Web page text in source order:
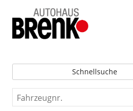
Schnellsuche
Fahrzeugnr.